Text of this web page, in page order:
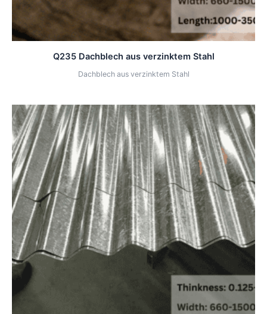
Q235 Dachblech aus verzinktem Stahl
Dachblech aus verzinktem Stahl